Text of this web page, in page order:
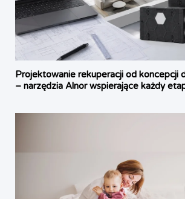
Projektowanie rekuperacji od koncepcji
– narzędzia Alnor wspierające każdy